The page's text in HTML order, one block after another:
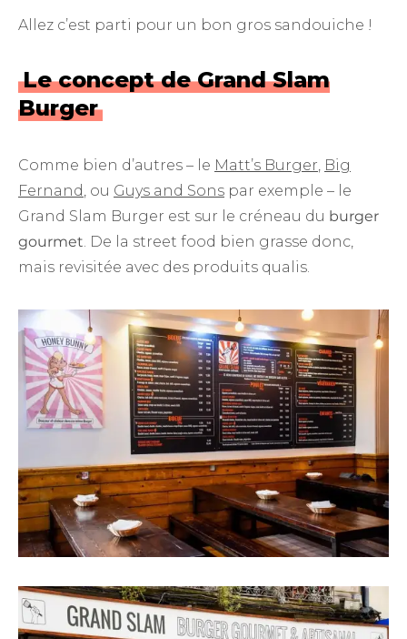
Allez c’est parti pour un bon gros sandouiche !
Le concept de Grand Slam
Burger
Comme bien d’autres – le Matt’s Burger, Big
Fernand, ou Guys and Sons par exemple – le
Grand Slam Burger est sur le créneau du burger
gourmet. De la street food bien grasse donc,
mais revisitée avec des produits qualis.